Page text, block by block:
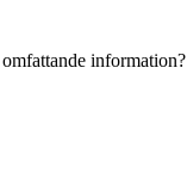
information?